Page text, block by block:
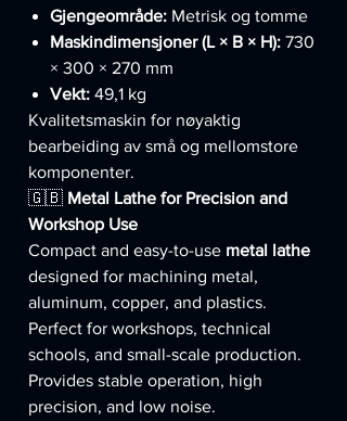
Gjengeområde: Metrisk og tomme
Maskindimensjoner (L × B × H): 730
× 300 × 270 mm
Vekt: 49,1 kg
Kvalitetsmaskin for nøyaktig
bearbeiding av små og mellomstore
komponenter.
🇬🇧 Metal Lathe for Precision and
Workshop Use
Compact and easy-to-use metal lathe
designed for machining metal,
aluminum, copper, and plastics.
Perfect for workshops, technical
schools, and small-scale production.
Provides stable operation, high
precision, and low noise.